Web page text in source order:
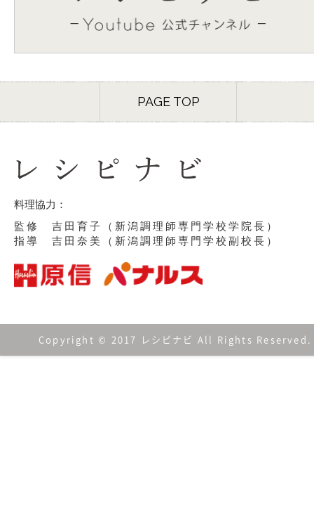
PAGE TOP
料理協力：
監修 吉田育子（新潟調理師専門学校学院長）
指導 吉田奈美（新潟調理師専門学校副校長）
Copyright © 2017 レシピナビ All Rights Reserved.